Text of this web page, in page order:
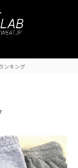
注文はこちら
録 / ログイン
ンキング